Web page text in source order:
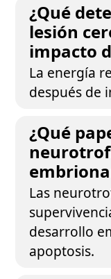
¿Qué
lesión
impacto
La energía
después de
¿Qué
Las
desarrollo
apoptosis.